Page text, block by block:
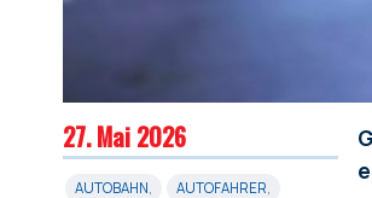
27. Mai 2026
AUTOBAHN, AUTOFAHRER,